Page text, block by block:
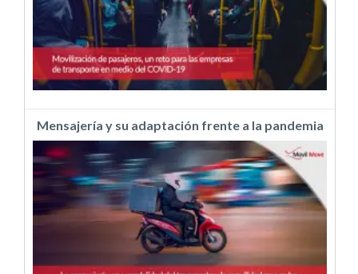
Mensajería y su adaptación frente a la pandemia